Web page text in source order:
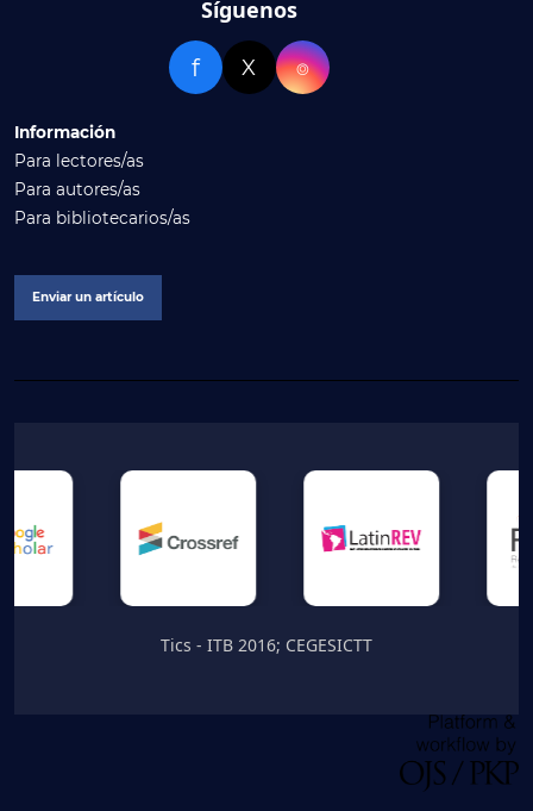
Síguenos
f X ⌾
Información
Para lectores/as
Para autores/as
Para bibliotecarios/as
Enviar un artículo
Tics - ITB 2016; CEGESICTT